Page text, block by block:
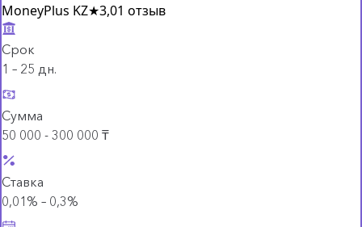
MoneyPlus KZ★3,01 отзыв
Срок
1 – 25 дн.
Сумма
50 000 - 300 000 ₸
Ставка
0,01% – 0,3%